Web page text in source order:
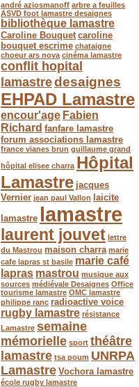
andré aziosmanoff arbre a feuilles
ASVD foot lamastre desaignes
bibliothèque lamastre
Caroline Bouquet caroline
bouquet escrime chataigne
choeur ars nova cinéma lamastre
conflit hopital
lamastredesaignes
EHPAD Lamastre
encour'age Fabien
Richard fanfare lamastre
forum associations lamastre
france vianes brun guillaume grand
hôpital elisee charra Hôpital
Lamastre jacques
Vernier jean paul Vallon
laicite
lamastre lamastre
laurent jouvet lettre
du Mastrou maison charra marie
cafe lapras st basile marie café
lapras mastrou musique aux
sources médiévale Desaignes Office
tourisme lamastre OMC lamastre
philippe ranc radioactive voice
rugby lamastre résistance
Lamastre semaine
mémorielle sport théâtre
lamastre tsa poum UNRPA
Lamastre Vochora lamastre
école rugby lamastre